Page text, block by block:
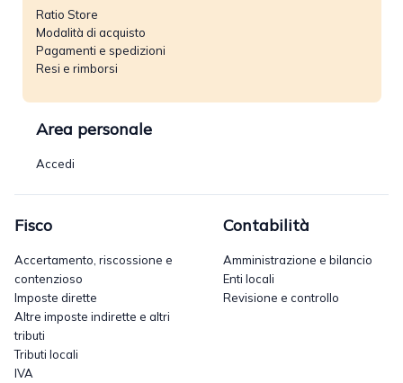
Ratio Store
Modalità di acquisto
Pagamenti e spedizioni
Resi e rimborsi
Area personale
Accedi
Fisco
Accertamento, riscossione e
contenzioso
Imposte dirette
Altre imposte indirette e altri
tributi
Tributi locali
IVA
Contabilità
Amministrazione e bilancio
Enti locali
Revisione e controllo